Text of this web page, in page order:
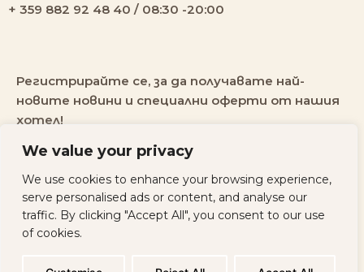
We value your privacy
We use cookies to enhance your browsing experience,
serve personalised ads or content, and analyse our
traffic. By clicking "Accept All", you consent to our use
of cookies.
+ 359 882 92 48 40 / 08:30 -20:00
Регистрирайте се, за да получавате най-
новите новини и специални оферти от нашия
хотел!
All rights